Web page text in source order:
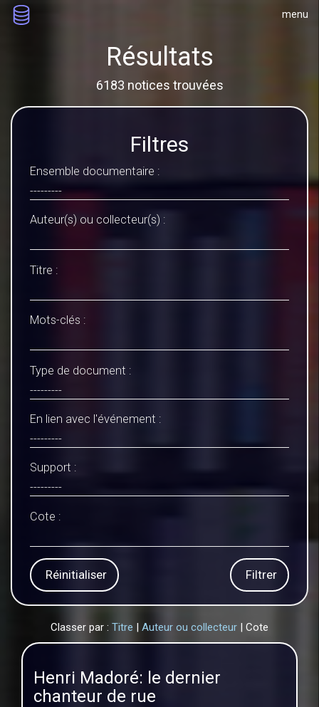
menu
Résultats
6183 notices trouvées
Filtres
Ensemble documentaire :
Auteur(s) ou collecteur(s) :
Titre :
Mots-clés :
Type de document :
En lien avec l'événement :
Support :
Cote :
Filtrer
Réinitialiser
Classer par : Titre | Auteur ou collecteur | Cote
Henri Madoré: le dernier
chanteur de rue